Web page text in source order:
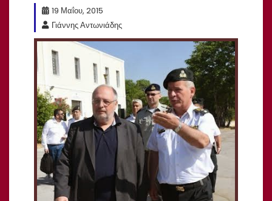
19 Μαΐου, 2015
Γιάννης Αντωνιάδης